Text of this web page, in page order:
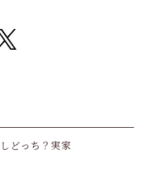
どっち？実家